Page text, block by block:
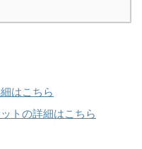
はこちら
トの詳細はこちら